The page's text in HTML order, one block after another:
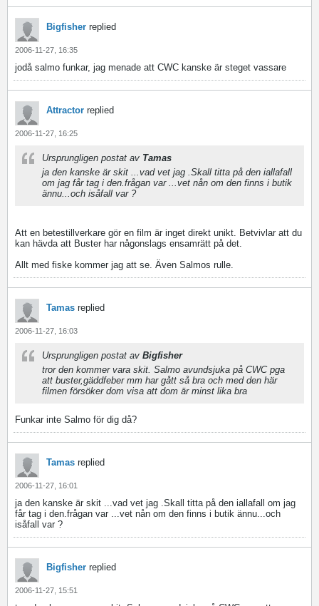
Bigfisher replied
2006-11-27, 16:35
jodå salmo funkar, jag menade att CWC kanske är steget vassare
Attractor replied
2006-11-27, 16:25
Ursprungligen postat av Tamas
ja den kanske är skit ...vad vet jag .Skall titta på den iallafall
om jag får tag i den.frågan var ...vet nån om den finns i butik
ännu...och isåfall var ?
Att en betestillverkare gör en film är inget direkt unikt. Betvivlar att du
kan hävda att Buster har någonslags ensamrätt på det.
Allt med fiske kommer jag att se. Även Salmos rulle.
Tamas replied
2006-11-27, 16:03
Ursprungligen postat av Bigfisher
tror den kommer vara skit. Salmo avundsjuka på CWC pga
att buster,gäddfeber mm har gått så bra och med den här
filmen försöker dom visa att dom är minst lika bra
Funkar inte Salmo för dig då?
Tamas replied
2006-11-27, 16:01
ja den kanske är skit ...vad vet jag .Skall titta på den iallafall om jag
får tag i den.frågan var ...vet nån om den finns i butik ännu...och
isåfall var ?
Bigfisher replied
2006-11-27, 15:51